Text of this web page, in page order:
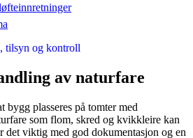
tilsyn og kontroll
av naturfare
plasseres på tomter med
som flom, skred og kvikkleire kan
det viktig med god dokumentasjon og en